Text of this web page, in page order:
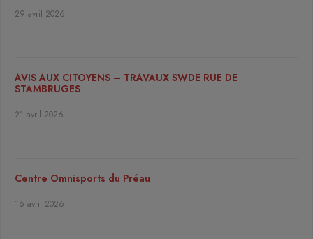
29 avril 2026
AVIS AUX CITOYENS – TRAVAUX SWDE RUE DE
STAMBRUGES
21 avril 2026
Centre Omnisports du Préau
16 avril 2026